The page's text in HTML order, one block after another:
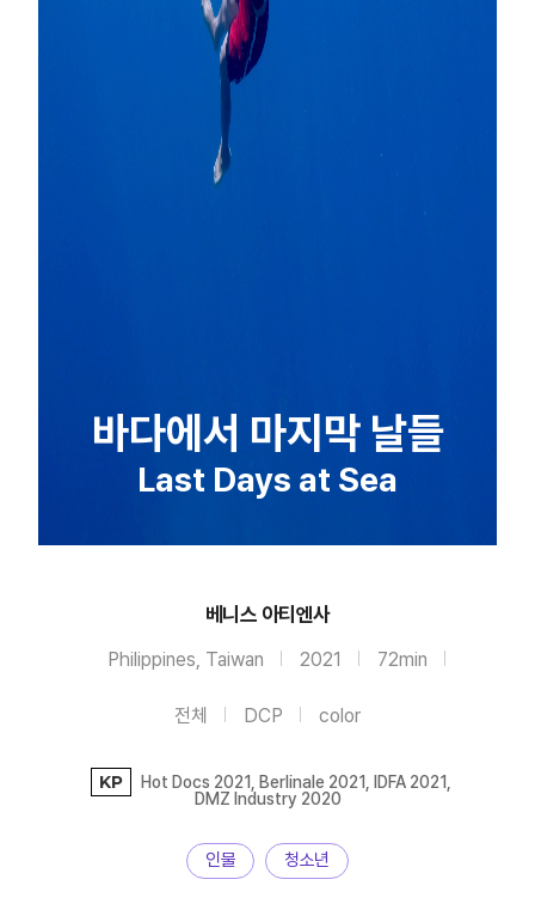
바다에서 마지막 날들
Last Days at Sea
베니스 아티엔사
Philippines, Taiwan 2021 72min
전체 DCP color
KP
Hot Docs 2021, Berlinale 2021, IDFA 2021,
DMZ Industry 2020
인물 청소년